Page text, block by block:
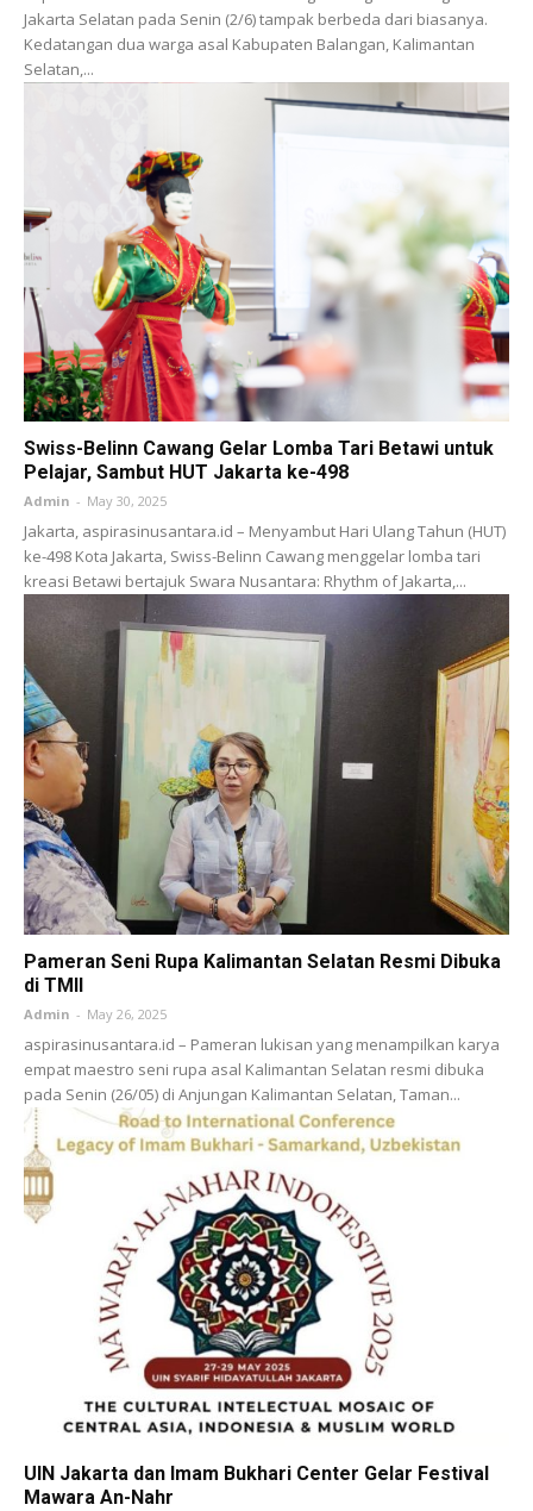
Jakarta Selatan pada Senin (2/6) tampak berbeda dari biasanya.
Kedatangan dua warga asal Kabupaten Balangan, Kalimantan
Selatan,...
Swiss-Belinn Cawang Gelar Lomba Tari Betawi untuk
Pelajar, Sambut HUT Jakarta ke-498
Admin - May 30, 2025
Jakarta, aspirasinusantara.id – Menyambut Hari Ulang Tahun (HUT)
ke-498 Kota Jakarta, Swiss-Belinn Cawang menggelar lomba tari
kreasi Betawi bertajuk Swara Nusantara: Rhythm of Jakarta,...
Pameran Seni Rupa Kalimantan Selatan Resmi Dibuka
di TMII
Admin - May 26, 2025
aspirasinusantara.id – Pameran lukisan yang menampilkan karya
empat maestro seni rupa asal Kalimantan Selatan resmi dibuka
pada Senin (26/05) di Anjungan Kalimantan Selatan, Taman...
UIN Jakarta dan Imam Bukhari Center Gelar Festival
Mawara An-Nahr